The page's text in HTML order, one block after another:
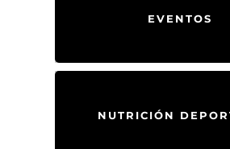
EVENTOS
NUTRICIÓN